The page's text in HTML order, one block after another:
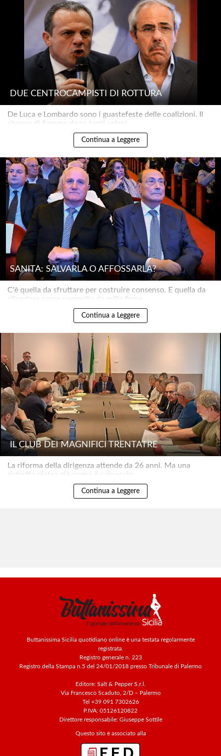
DUE CENTROCAMPISTI DI ROTTURA
De Luca e Lombardo sono i guastefeste delle coalizioni. Il
ritorno di fiamma dopo tanti veleni..
Continua a Leggere
SANITÀ: SALVARLA O AFFOSSARLA?
C'è quella da sfruttare per costruire consenso. E quella da
rifondare come suggerito da mille firme..
Continua a Leggere
IL CLUB DEI MAGNIFICI TRENTATRÉ
La riforma della dirigenza attende da 26 anni. Ma una
ristretta platea già sogna il colpaccio..
Continua a Leggere
Buttanissima Sicilia quotidiano online è una testata regolarmente
registrata.
Registro generale n. 223
Registro della Stampa n.5 del 24/01/2018 presso Tribunale di Palermo
Editore: Salt & Pepper S.r.l.
Via Francesco Scaduto, 2/D – Palermo
Tel +39 091 7302626
P.IVA: 05126120822
Direttore responsabile: Giuseppe Sottile
Questo sito è associato alla